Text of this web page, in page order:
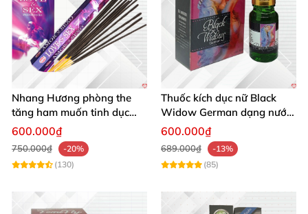
Nhang Hương phòng the
tăng ham muốn tinh dục
nhẹ nhàng kích thích
600.000₫
750.000₫
-20%
(130)
Thuốc kích dục nữ Black
Widow German dạng nước
không mùi cực mạnh giá rẻ
600.000₫
689.000₫
-13%
(85)